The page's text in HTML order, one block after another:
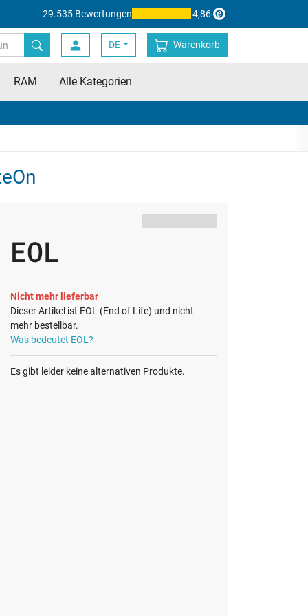
29.535 Bewertungen 4,86
DE Warenkorb
RAM Alle Kategorien
EOL
Nicht mehr lieferbar
Dieser Artikel ist EOL (End of Life) und nicht
mehr bestellbar.
Was bedeutet EOL?
Es gibt leider keine alternativen Produkte.